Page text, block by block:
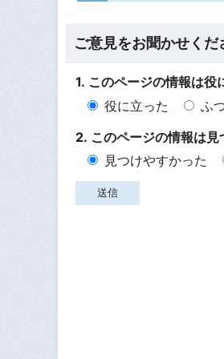
ご意見をお聞かせくだ
1. このページの情報は役
役に立った
ふ
2. このページの情報は見
見つけやすかった